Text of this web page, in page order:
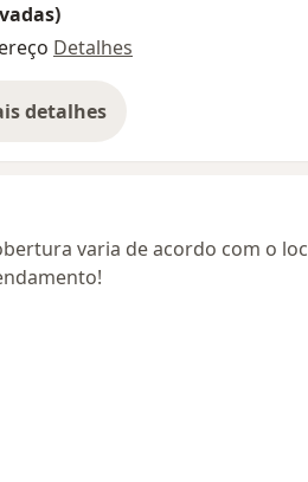
Detalhes
detalhes
o endereço
varia de acordo com o